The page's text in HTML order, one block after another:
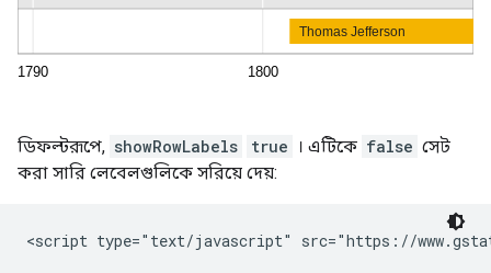
ডিফল্টরূপে, showRowLabels true । এটিকে false সেট
করা সারি লেবেলগুলিকে সরিয়ে দেয়:
<script type="text/javascript" src="https://